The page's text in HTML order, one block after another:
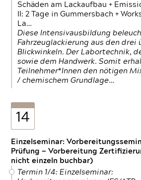
Schäden am Lackaufbau +
II: 2 Tage in Gummersbach +
La…
Diese Intensivausbildung
Fahrzeuglackierung aus den drei
Blickwinkeln. Der Labortechnik,
sowie dem Handwerk. Somit
Teilnehmer*Innen den nötigen
/ chemischem Grundlage…
14
Einzelseminar:
Prüfung — Vorbereitung
nicht einzeln buchbar)
Termin 1/4: Einzelseminar: